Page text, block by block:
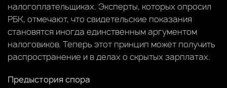
налогоплательщиках. Эксперты, которых опросил
РБК, отмечают, что свидетельские показания
становятся иногда единственным аргументом
налоговиков. Теперь этот принцип может получить
распространение и в делах о скрытых зарплатах.
Предыстория спора